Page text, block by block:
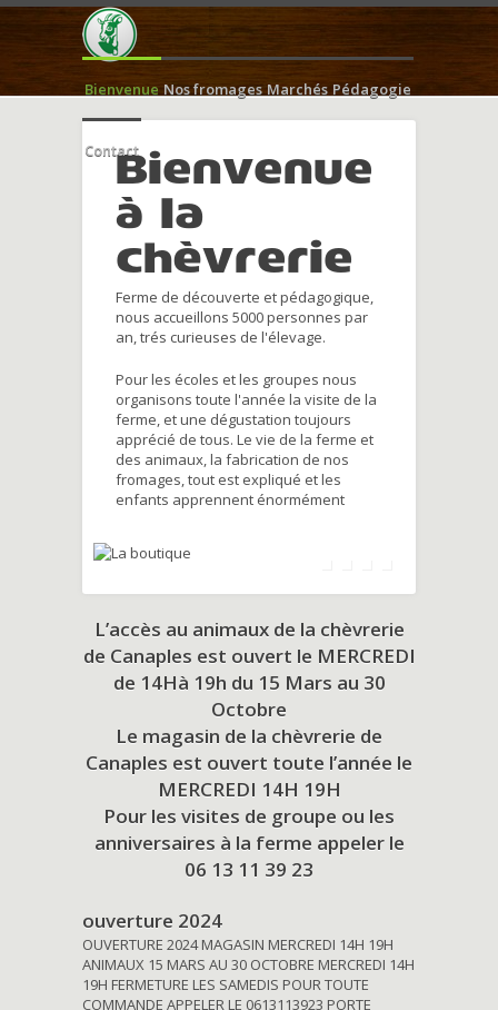
Bienvenue Nos fromages Marchés Pédagogie
ContactBienvenue
à la
chèvrerie
Ferme de découverte et pédagogique,
nous accueillons 5000 personnes par
an, trés curieuses de l'élevage.
Pour les écoles et les groupes nous
organisons toute l'année la visite de la
ferme, et une dégustation toujours
apprécié de tous. Le vie de la ferme et
des animaux, la fabrication de nos
fromages, tout est expliqué et les
enfants apprennent énormément
L’accès au animaux de la chèvrerie
de Canaples est ouvert le MERCREDI
de 14Hà 19h du 15 Mars au 30
Octobre
Le magasin de la chèvrerie de
Canaples est ouvert toute l’année le
MERCREDI 14H 19H
Pour les visites de groupe ou les
anniversaires à la ferme appeler le
06 13 11 39 23
ouverture 2024
OUVERTURE 2024 MAGASIN MERCREDI 14H 19H
ANIMAUX 15 MARS AU 30 OCTOBRE MERCREDI 14H
19H FERMETURE LES SAMEDIS POUR TOUTE
COMMANDE APPELER LE 0613113923 PORTE